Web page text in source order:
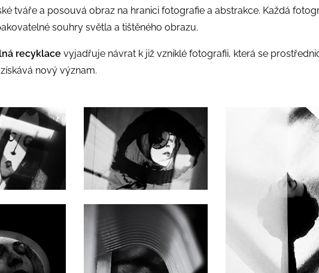
tváře a posouvá obraz na hranici fotografie a abstrakce. Každá
souhry světla a tištěného obrazu.
recyklace vyjadřuje návrat k již vzniklé fotografii, která se
nový význam.